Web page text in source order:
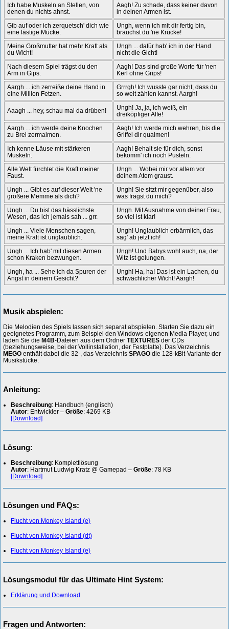
Ich habe Muskeln an Stellen, von
denen du nichts ahnst.
Aagh! Zu schade, dass keiner davon
in deinen Armen ist.
Gib auf oder ich zerquetsch' dich wie
eine lästige Mücke.
Ungh, wenn ich mit dir fertig bin,
brauchst du 'ne Krücke!
Meine Großmutter hat mehr Kraft als
du Wicht!
Ungh ... dafür hab' ich in der Hand
nicht die Gicht!
Nach diesem Spiel trägst du den
Arm in Gips.
Aagh! Das sind große Worte für 'nen
Kerl ohne Grips!
Aargh ... ich zerreiße deine Hand in
eine Million Fetzen.
Grrrgh! Ich wusste gar nicht, dass du
so weit zählen kannst. Aargh!
Aaagh ... hey, schau mal da drüben!
Ungh! Ja, ja, ich weiß, ein
dreiköpfiger Affe!
Aargh ... ich werde deine Knochen
zu Brei zermalmen.
Aagh! Ich werde mich wehren, bis die
Griffel dir qualmen!
Ich kenne Läuse mit stärkeren
Muskeln.
Aagh! Behalt sie für dich, sonst
bekomm' ich noch Pusteln.
Alle Welt fürchtet die Kraft meiner
Faust.
Ungh ... Wobei mir vor allem vor
deinem Atem graust.
Ungh ... Gibt es auf dieser Welt 'ne
größere Memme als dich?
Ungh! Sie sitzt mir gegenüber, also
was fragst du mich?
Ungh ... Du bist das hässlichste
Wesen, das ich jemals sah ... grr.
Ungh. Mit Ausnahme von deiner Frau,
so viel ist klar!
Ungh ... Viele Menschen sagen,
meine Kraft ist unglaublich.
Ungh! Unglaublich erbärmlich, das
sag' ab jetzt ich!
Ungh ... Ich hab' mit diesen Armen
schon Kraken bezwungen.
Ungh! Und Babys wohl auch, na, der
Witz ist gelungen.
Ungh, ha ... Sehe ich da Spuren der
Angst in deinem Gesicht?
Ungh! Ha, ha! Das ist ein Lachen, du
schwächlicher Wicht! Aargh!
Musik abspielen:
Die Melodien des Spiels lassen sich separat abspielen. Starten Sie dazu ein
geeignetes Programm, zum Beispiel den Windows-eigenen Media Player, und
laden Sie die M4B-Dateien aus dem Ordner TEXTURES der CDs
(beziehungsweise, bei der Vollinstallation, der Festplatte). Das Verzeichnis
MEGO enthält dabei die 32-, das Verzeichnis SPAGO die 128-kBit-Variante der
Musikstücke.
Anleitung:
Beschreibung: Handbuch (englisch)
Autor: Entwickler – Größe: 4269 KB
[Download]
Lösung:
Beschreibung: Komplettlösung
Autor: Hartmut Ludwig Kratz @ Gamepad – Größe: 78 KB
[Download]
Lösungen und FAQs:
Flucht von Monkey Island (e)
Flucht von Monkey Island (dt)
Flucht von Monkey Island (e)
Lösungsmodul für das Ultimate Hint System:
Erklärung und Download
Fragen und Antworten: